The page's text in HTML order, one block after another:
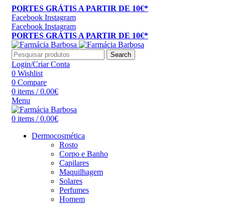
PORTES GRÁTIS A PARTIR DE 10€*
Facebook Instagram
Facebook Instagram
PORTES GRÁTIS A PARTIR DE 10€*
Search
Login/Criar Conta
0 Wishlist
0 Compare
0 items / 0.00€
Menu
0 items / 0.00€
Dermocosmética
Rosto
Corpo e Banho
Capilares
Maquilhagem
Solares
Perfumes
Homem